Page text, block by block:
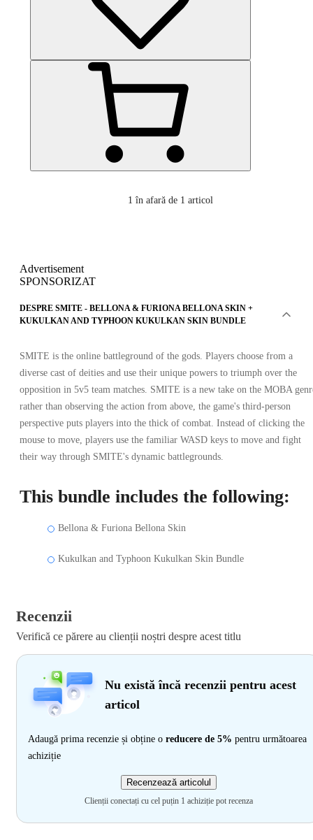
1 în afară de 1 articol
Advertisement
SPONSORIZAT
DESPRE SMITE - BELLONA & FURIONA BELLONA SKIN +
KUKULKAN AND TYPHOON KUKULKAN SKIN BUNDLE
SMITE is the online battleground of the gods. Players choose from a
diverse cast of deities and use their unique powers to triumph over the
opposition in 5v5 team matches. SMITE is a new take on the MOBA
rather than observing the action from above, the game's third-person
perspective puts players into the thick of combat. Instead of clicking the
mouse to move, players use the familiar WASD keys to move and fight
their way through SMITE's dynamic battlegrounds.
This bundle includes the following:
Bellona & Furiona Bellona Skin
Kukulkan and Typhoon Kukulkan Skin Bundle
Recenzii
Verifică ce părere au clienții noștri despre acest titlu
Nu există încă recenzii pentru acest
articol
Adaugă prima recenzie și obține o reducere de 5% pentru următoarea
achiziție
Recenzează articolul
Clienții conectați cu cel puțin 1 achiziție pot recenza